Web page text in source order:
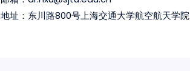
地址：东川路800号上海交通大学航空航天学院